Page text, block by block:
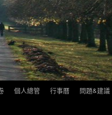
個人總管 行事曆 問題&建議